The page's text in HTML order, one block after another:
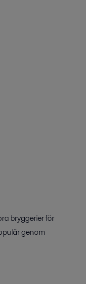
bryggerier för
genom